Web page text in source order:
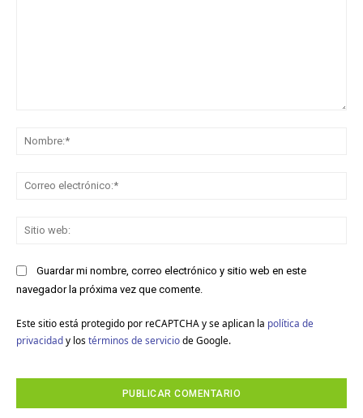
Guardar mi nombre, correo electrónico y sitio web en este
navegador la próxima vez que comente.
Este sitio está protegido por reCAPTCHA y se aplican la política de
privacidady los términos de serviciode Google.